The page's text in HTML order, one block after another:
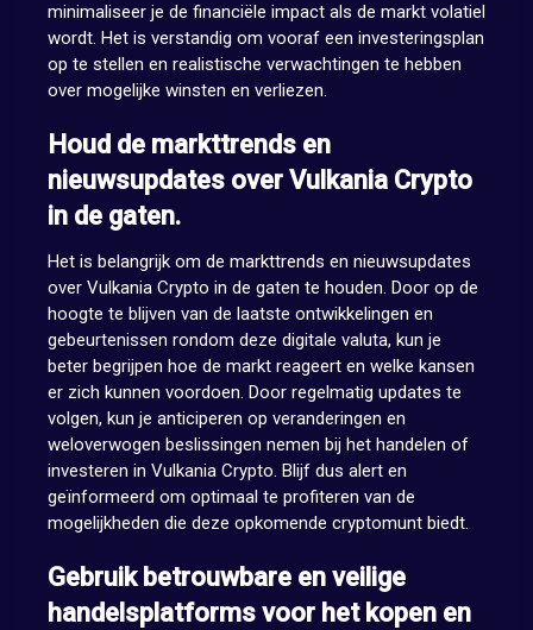
minimaliseer je de financiële impact als de markt volatiel
wordt. Het is verstandig om vooraf een investeringsplan
op te stellen en realistische verwachtingen te hebben
over mogelijke winsten en verliezen.
Houd de markttrends en
nieuwsupdates over Vulkania Crypto
in de gaten.
Het is belangrijk om de markttrends en nieuwsupdates
over Vulkania Crypto in de gaten te houden. Door op de
hoogte te blijven van de laatste ontwikkelingen en
gebeurtenissen rondom deze digitale valuta, kun je
beter begrijpen hoe de markt reageert en welke kansen
er zich kunnen voordoen. Door regelmatig updates te
volgen, kun je anticiperen op veranderingen en
weloverwogen beslissingen nemen bij het handelen of
investeren in Vulkania Crypto. Blijf dus alert en
geïnformeerd om optimaal te profiteren van de
mogelijkheden die deze opkomende cryptomunt biedt.
Gebruik betrouwbare en veilige
handelsplatforms voor het kopen en